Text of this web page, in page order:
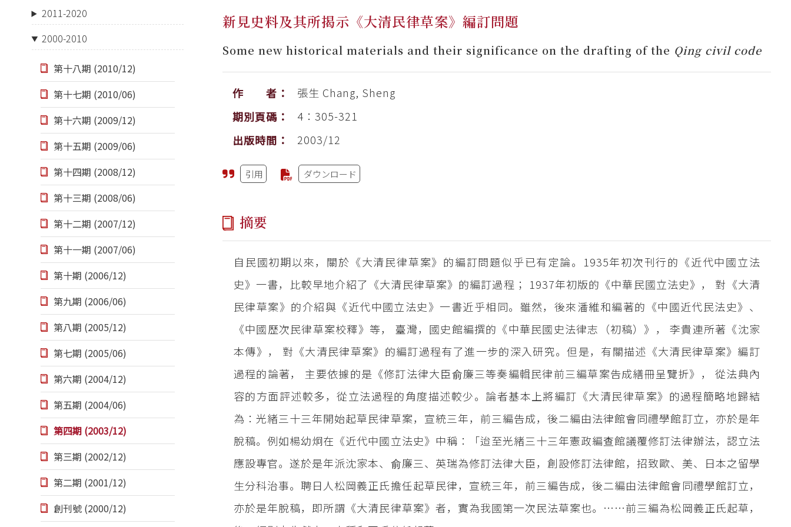
2011-2020
2000-2010
第十八期 (2010/12)
第十七期 (2010/06)
第十六期 (2009/12)
第十五期 (2009/06)
第十四期 (2008/12)
第十三期 (2008/06)
第十二期 (2007/12)
第十一期 (2007/06)
第十期 (2006/12)
第九期 (2006/06)
第八期 (2005/12)
第七期 (2005/06)
第六期 (2004/12)
第五期 (2004/06)
第四期 (2003/12)
第三期 (2002/12)
第二期 (2001/12)
創刊號 (2000/12)
新見史料及其所揭示《大清民律草案》編訂問題
Some new historical materials and their significance on the drafting of the Qing civil code
作 者： 張生 Chang, Sheng
期別頁碼：
4：305-321
出版時間：
2003/12
引用 ダウンロード
摘要
自民國初期以來，關於《大清民律草案》的編訂問題似乎已有定論。1935年初次刊行的《近代中國立法
史》一書，比較早地介紹了《大清民律草案》的編訂過程； 1937年初版的《中華民國立法史》， 對《大清
民律草案》的介紹與《近代中國立法史》一書近乎相同。雖然，後來潘維和編著的《中國近代民法史》、
《中國歷次民律草案校釋》等， 臺灣，國史館編撰的《中華民國史法律志（初稿）》， 李貴連所著《沈家
本傳》， 對《大清民律草案》的編訂過程有了進一步的深入研究。但是，有關描述《大清民律草案》編訂
過程的論著， 主要依據的是《修訂法律大臣俞廉三等奏編輯民律前三編草案告成繕冊呈覽折》， 從法典內
容的方面評述較多，從立法過程的角度描述較少。論者基本上將編訂《大清民律草案》的過程簡略地歸結
為：光緒三十三年開始起草民律草案，宣統三年，前三編告成，後二編由法律館會同禮學館訂立，亦於是年
脫稿。例如楊幼炯在《近代中國立法史》中稱：「迨至光緒三十三年憲政編查館議覆修訂法律辦法，認立法
應設專官。遂於是年派沈家本、俞廉三、英瑞為修訂法律大臣，創設修訂法律館，招致歐、美、日本之留學
生分科治事。聘日人松岡義正氏擔任起草民律，宣統三年，前三編告成，後二編由法律館會同禮學館訂立，
亦於是年脫稿，即所謂《大清民律草案》者，實為我國第一次民法草案也。……前三編為松岡義正氏起草，